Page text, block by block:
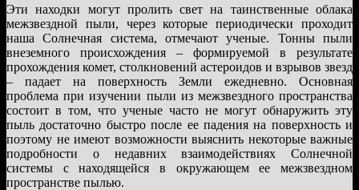
Эти находки могут пролить свет на таинственные облака
межзвездной пыли, через которые периодически проходит
наша Солнечная система, отмечают ученые. Тонны пыли
внеземного происхождения – формируемой в результате
прохождения комет, столкновений астероидов и взрывов звезд
– падает на поверхность Земли ежедневно. Основная
проблема при изучении пыли из межзвездного пространства
состоит в том, что ученые часто не могут обнаружить эту
пыль достаточно быстро после ее падения на поверхность и
поэтому не имеют возможности выяснить некоторые важные
подробности о недавних взаимодействиях Солнечной
системы с находящейся в окружающем ее межзвездном
пространстве пылью.